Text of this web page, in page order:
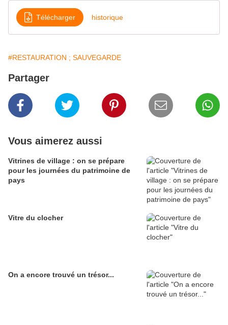
Télécharger historique
#RESTAURATION ; SAUVEGARDE
Partager
Vous aimerez aussi
Vitrines de village : on se prépare
pour les journées du patrimoine de
pays
Vitre du clocher
On a encore trouvé un trésor...